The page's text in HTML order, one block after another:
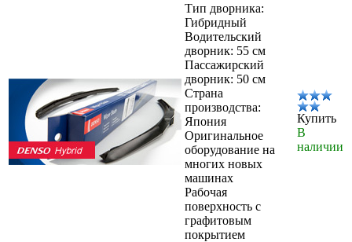
Тип дворника:
Гибридный
Водительский
дворник: 55 см
Пассажирский
дворник: 50 см
Страна
производства:
Япония
Оригинальное
оборудование на
многих новых
машинах
Рабочая
поверхность с
графитовым
покрытием
Купить
В
наличии